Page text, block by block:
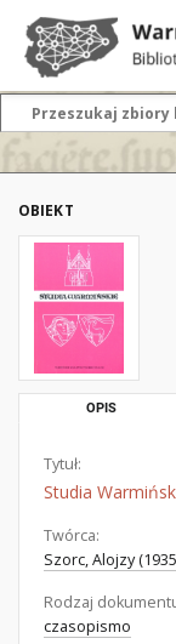
OBIEKT
OPIS
Tytuł:
Studia
Twórca:
Szorc, Alojzy
Rodzaj
czasopismo